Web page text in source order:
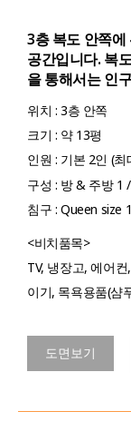
3층 복도 안쪽
공간입니다. 복
을 통해서는 인
위치 : 3층 안쪽
크기 : 약 13평
인원 : 기본 2인 (
구성 : 방 & 주방 1
침구 : Queen size
<비치품목>
TV, 냉장고, 에어
이기, 목욕용품(샴
도면보기